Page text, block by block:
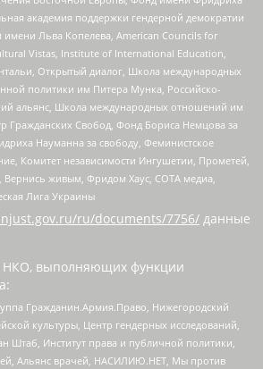
академия поддержки гендерной демократии
Льва Копелева, American Councils for
Vistas, Institute of International Education,
Открытый диалог, Школа международных
политики им Питера Мунка, Российско-
альянс, Школа международных отношений им
Гражданских Свобод, Фонд Бориса Немцова за
Науманна за свободу, Феминистское
Комитет независимости Ингушетии, Прометей,
Вернись живым, Фридом Хаус, СОТА медиа,
Лига Украины
ru/documents/7756/ данные
НКО, выполняющих функции
Гражданин.Армия.Право, Нижегородский
культуры, Центр гендерных исследований,
Штаб, Институт права и публичной политики,
Альянс врачей, НАСИЛИЮ.НЕТ, Мы против